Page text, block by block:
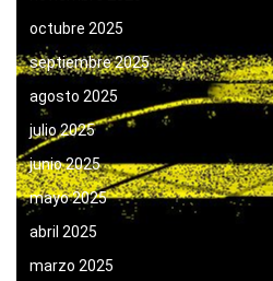
octubre 2025
septiembre 2025
agosto 2025
julio 2025
junio 2025
mayo 2025
abril 2025
marzo 2025